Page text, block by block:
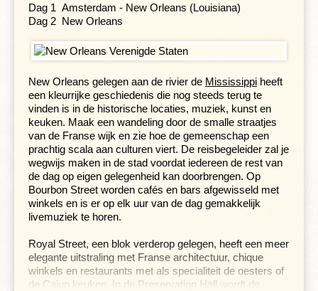
Reisbegeleiding en gidsen
Dag 1 Amsterdam - New Orleans (Louisiana)
Dag 2 New Orleans
New Orleans gelegen aan de rivier de Mississippi heeft
een kleurrijke geschiedenis die nog steeds terug te
vinden is in de historische locaties, muziek, kunst en
keuken. Maak een wandeling door de smalle straatjes
van de Franse wijk en zie hoe de gemeenschap een
prachtig scala aan culturen viert. De reisbegeleider zal je
wegwijs maken in de stad voordat iedereen de rest van
de dag op eigen gelegenheid kan doorbrengen. Op
Bourbon Street worden cafés en bars afgewisseld met
winkels en is er op elk uur van de dag gemakkelijk
livemuziek te horen.
Royal Street, een blok verderop gelegen, heeft een meer
elegante uitstraling met Franse architectuur, chique
winkels en restaurants met als specialiteit de oesters of
de Cajun keuken. In de Preservation Hall wordt de